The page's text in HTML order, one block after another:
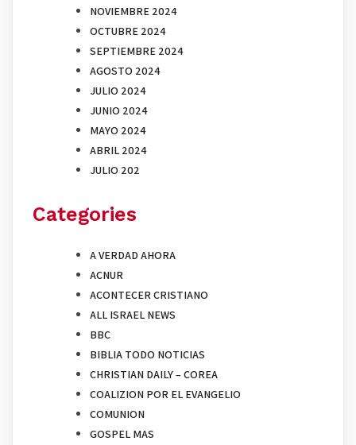
NOVIEMBRE 2024
OCTUBRE 2024
SEPTIEMBRE 2024
AGOSTO 2024
JULIO 2024
JUNIO 2024
MAYO 2024
ABRIL 2024
JULIO 202
Categories
A VERDAD AHORA
ACNUR
ACONTECER CRISTIANO
ALL ISRAEL NEWS
BBC
BIBLIA TODO NOTICIAS
CHRISTIAN DAILY – COREA
COALIZION POR EL EVANGELIO
COMUNION
GOSPEL MAS